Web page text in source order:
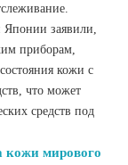
заявили,
приборам,
кожи с
что может
средств под
кожи мирового